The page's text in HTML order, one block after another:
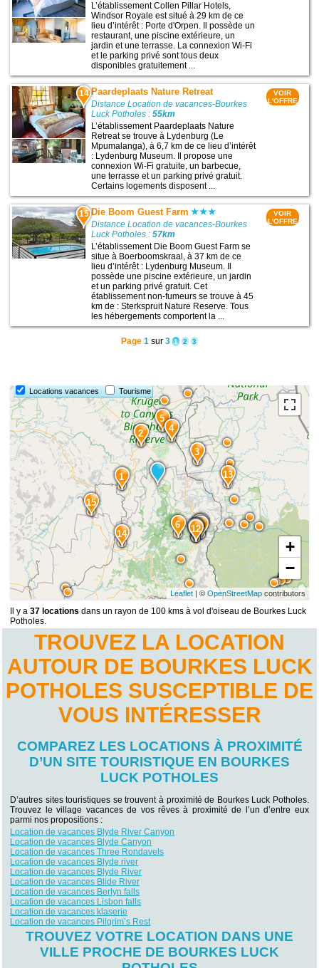
L’établissement Collen Pillar Hotels,
Windsor Royale est situé à 29 km de ce
lieu d’intérêt : Porte d'Orpen. Il possède un
restaurant, une piscine extérieure, un
jardin et une terrasse. La connexion Wi-Fi
et le parking privé sont tous deux
disponibles gratuitement ...
14 Paardeplaats Nature Retreat
Distance Location de vacances-Bourkes
Luck Potholes :55km
L’établissement Paardeplaats Nature
Retreat se trouve à Lydenburg (Le
Mpumalanga), à 6,7 km de ce lieu d’intérêt
: Lydenburg Museum. Il propose une
connexion Wi-Fi gratuite, un barbecue,
une terrasse et un parking privé gratuit.
Certains logements disposent ...
VOIR
L'OFFRE
15 Die Boom Guest Farm
Distance Location de vacances-Bourkes
Luck Potholes :57km
L’établissement Die Boom Guest Farm se
situe à Boerboomskraal, à 37 km de ce
lieu d’intérêt : Lydenburg Museum. Il
possède une piscine extérieure, un jardin
et un parking privé gratuit. Cet
établissement non-fumeurs se trouve à 45
km de : Sterkspruit Nature Reserve. Tous
les hébergements comportent la ...
VOIR
L'OFFRE
Page 1 sur 3 1 2 3
Locations vacances Tourisme
15
14
13
1211
10
98
7
6
5
4
3
2
1
+
−
Leaflet| © OpenStreetMapcontributors
Il y a37 locations dans un rayon de 100 kms à vol d'oiseau de Bourkes Luck
Potholes.
TROUVEZ LA LOCATION
AUTOUR DE BOURKES LUCK
POTHOLES SUSCEPTIBLE DE
VOUS INTÉRESSER
COMPAREZ LES LOCATIONS À PROXIMITÉ
D’UN SITE TOURISTIQUE EN BOURKES
LUCK POTHOLES
D’autres sites touristiques se trouvent à proximité de Bourkes Luck Potholes.
Trouvez le village vacances de vos rêves à proximité de l’un d’entre eux
parmi nos propositions :
Location de vacances Blyde River Canyon
Location de vacances Blyde Canyon
Location de vacances Three Rondavels
Location de vacances Blyde river
Location de vacances Blyde River
Location de vacances Blide River
Location de vacances Berlyn falls
Location de vacances Lisbon falls
Location de vacances klaserie
Location de vacances Pilgrim’s Rest
TROUVEZ VOTRE LOCATION DANS UNE
VILLE PROCHE DE BOURKES LUCK